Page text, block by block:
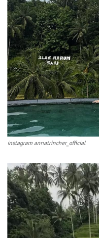
instagram annatrincher_official